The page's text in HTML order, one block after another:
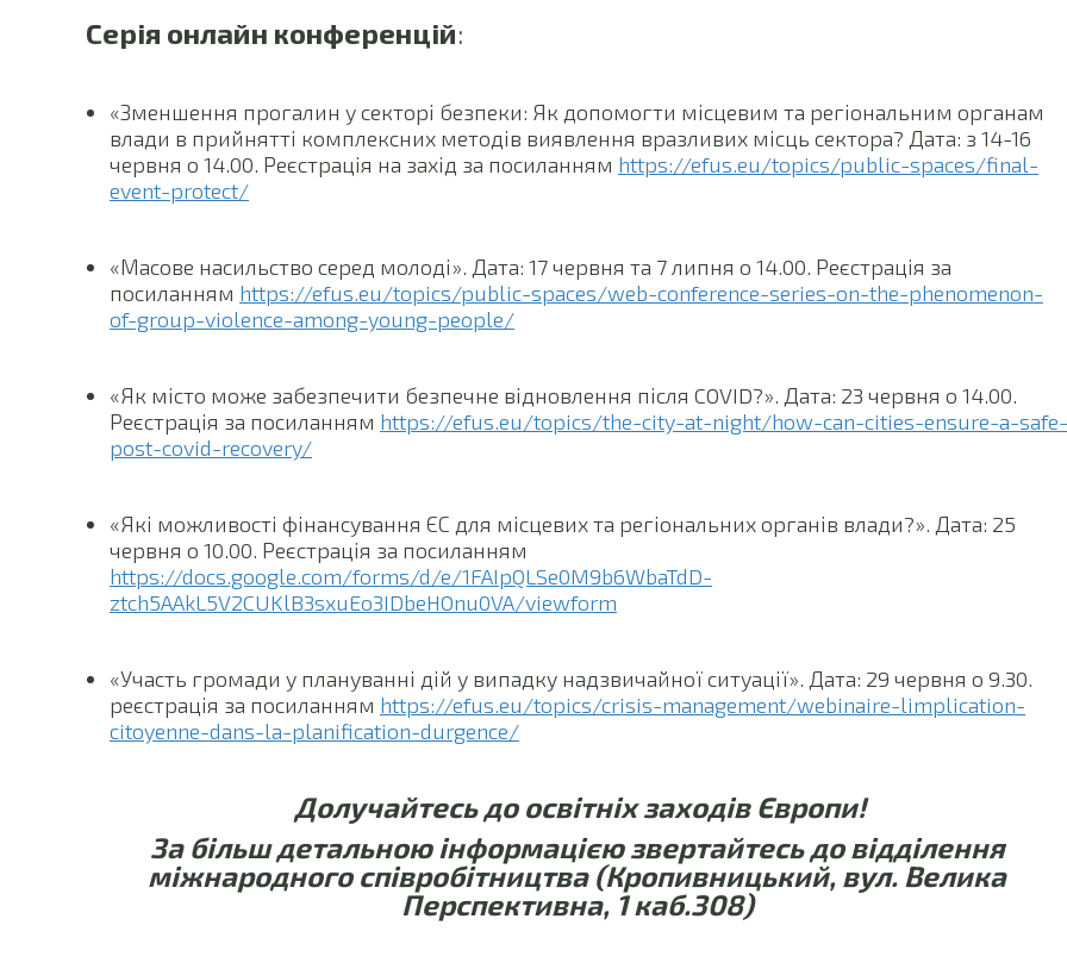
Серія онлайн конференцій:
«Зменшення прогалин у секторі безпеки: Як допомогти місцевим та регіональним органам
влади в прийнятті комплексних методів виявлення вразливих місць сектора? Дата: з 14-16
червня о 14.00. Реєстрація на захід за посиланням https://efus.eu/topics/public-spaces/final-
event-protect/
«Масове насильство серед молоді». Дата: 17 червня та 7 липня о 14.00. Реєстрація за
посиланням https://efus.eu/topics/public-spaces/web-conference-series-on-the-phenomenon-
of-group-violence-among-young-people/
«Як місто може забезпечити безпечне відновлення після COVID?». Дата: 23 червня о 14.00.
Реєстрація за посиланням https://efus.eu/topics/the-city-at-night/how-can-cities-ensure-a-safe-
post-covid-recovery/
«Які можливості фінансування ЄС для місцевих та регіональних органів влади?». Дата: 25
червня о 10.00. Реєстрація за посиланням
https://docs.google.com/forms/d/e/1FAIpQLSe0M9b6WbaTdD-
ztch5AAkL5V2CUKlB3sxuEo3IDbeHOnu0VA/viewform
«Участь громади у плануванні дій у випадку надзвичайної ситуації». Дата: 29 червня о 9.30.
реєстрація за посиланням https://efus.eu/topics/crisis-management/webinaire-limplication-
citoyenne-dans-la-planification-durgence/
Долучайтесь до освітніх заходів Європи!
За більш детальною інформацією звертайтесь до відділення
міжнародного співробітництва (Кропивницький, вул. Велика
Перспективна, 1 каб.308)